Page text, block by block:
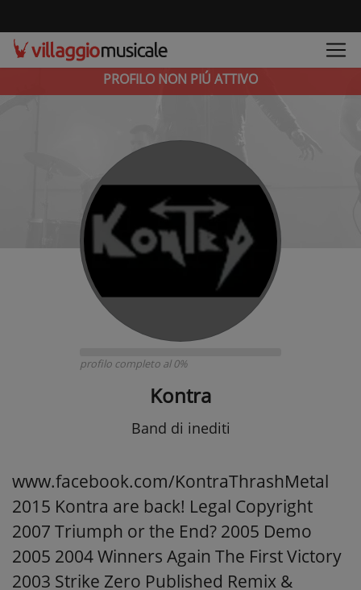
PROFILO NON PIÚ ATTIVO
profilo completo al 0%
Kontra
Band di inediti
www.facebook.com/KontraThrashMetal
2015 Kontra are back! Legal Copyright
2007 Triumph or the End? 2005 Demo
2005 2004 Winners Again The First Victory
2003 Strike Zero Published Remix &